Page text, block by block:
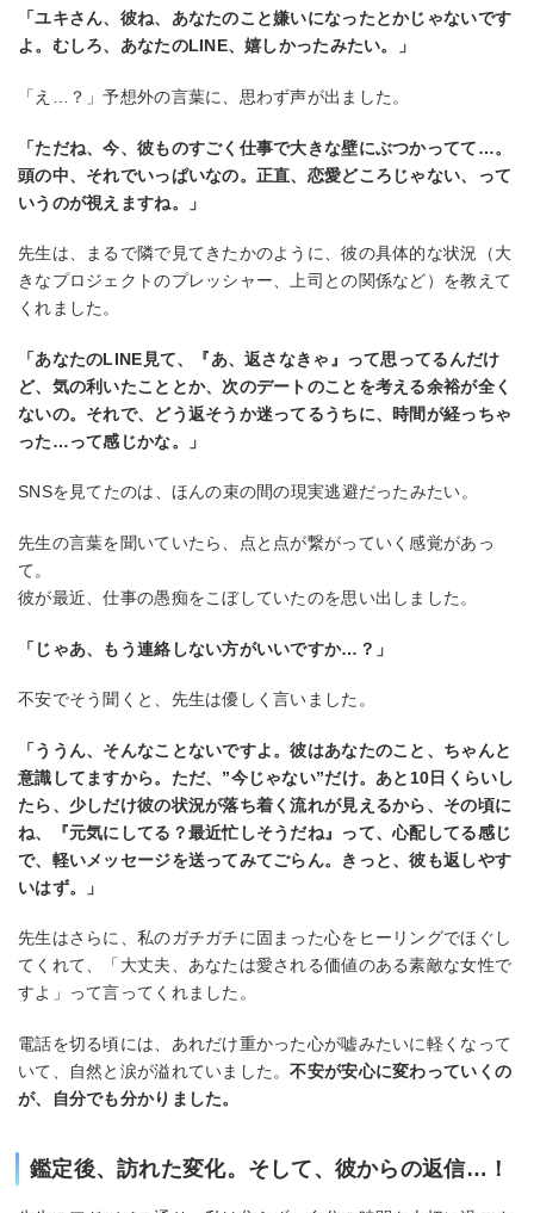
「ユキさん、彼ね、あなたのこと嫌いになったとかじゃないです
よ。むしろ、あなたのLINE、嬉しかったみたい。」
「え…？」予想外の言葉に、思わず声が出ました。
「ただね、今、彼ものすごく仕事で大きな壁にぶつかってて…。
頭の中、それでいっぱいなの。正直、恋愛どころじゃない、って
いうのが視えますね。」
先生は、まるで隣で見てきたかのように、彼の具体的な状況（大
きなプロジェクトのプレッシャー、上司との関係など）を教えて
くれました。
「あなたのLINE見て、『あ、返さなきゃ』って思ってるんだけ
ど、気の利いたこととか、次のデートのことを考える余裕が全く
ないの。それで、どう返そうか迷ってるうちに、時間が経っちゃ
った…って感じかな。」
SNSを見てたのは、ほんの束の間の現実逃避だったみたい。
先生の言葉を聞いていたら、点と点が繋がっていく感覚があっ
て。
彼が最近、仕事の愚痴をこぼしていたのを思い出しました。
「じゃあ、もう連絡しない方がいいですか…？」
不安でそう聞くと、先生は優しく言いました。
「ううん、そんなことないですよ。彼はあなたのこと、ちゃんと
意識してますから。ただ、”今じゃない”だけ。あと10日くらいし
たら、少しだけ彼の状況が落ち着く流れが見えるから、その頃に
ね、『元気にしてる？最近忙しそうだね』って、心配してる感じ
で、軽いメッセージを送ってみてごらん。きっと、彼も返しやす
いはず。」
先生はさらに、私のガチガチに固まった心をヒーリングでほぐし
てくれて、「大丈夫、あなたは愛される価値のある素敵な女性で
すよ」って言ってくれました。
電話を切る頃には、あれだけ重かった心が嘘みたいに軽くなって
いて、自然と涙が溢れていました。不安が安心に変わっていくの
が、自分でも分かりました。
鑑定後、訪れた変化。そして、彼からの返信…！